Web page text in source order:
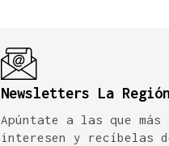
Newsletters La Región
Apúntate a las que más
interesen y recíbelas